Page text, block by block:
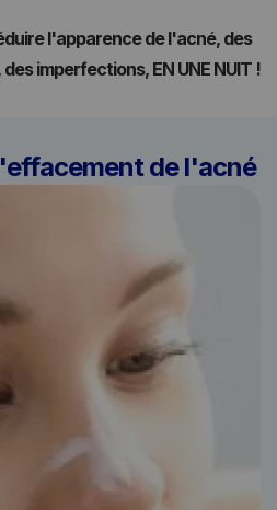
l'apparence de l'acné, des
imperfections, EN UNE NUIT !
de l'acné